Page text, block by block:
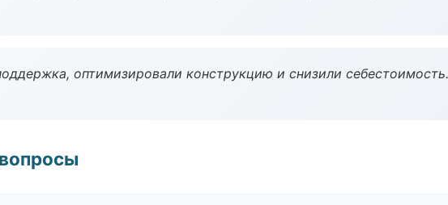
оптимизировали конструкцию и снизили себестоимость.